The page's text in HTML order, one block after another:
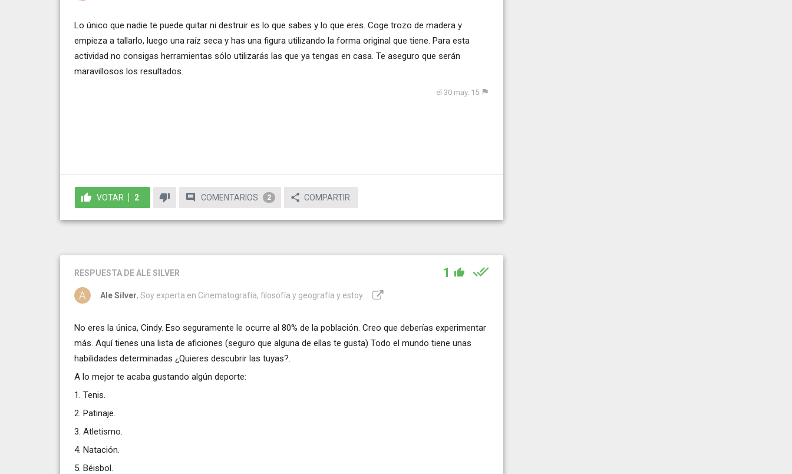
Lo único que nadie te puede quitar ni destruir es lo que sabes y lo que eres. Coge trozo de madera y
empieza a tallarlo, luego una raíz seca y has una figura utilizando la forma original que tiene. Para esta
actividad no consigas herramientas sólo utilizarás las que ya tengas en casa. Te aseguro que serán
maravillosos los resultados.
el 30 may. 15
VOTAR 2 COMENTARIOS 2 COMPARTIR
RESPUESTA DE ALE SILVER 1
Ale Silver, Soy experta en Cinematografía, filosofía y geografía y estoy...
No eres la única, Cindy. Eso seguramente le ocurre al 80% de la población. Creo que deberías experimentar
más. Aquí tienes una lista de aficiones (seguro que alguna de ellas te gusta) Todo el mundo tiene unas
habilidades determinadas ¿Quieres descubrir las tuyas?.
A lo mejor te acaba gustando algún deporte:
1. Tenis.
2. Patinaje.
3. Atletismo.
4. Natación.
5. Béisbol.